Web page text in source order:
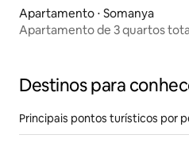
Apartamento ⋅ Somanya
Apartamento de 3 quartos
Destinos para
Principais pontos turísticos por